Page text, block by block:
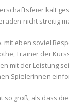
kalt
nicht streitig
eben soviel
Trainer der
mit der Leistung
Spielerinnen
groß, als dass